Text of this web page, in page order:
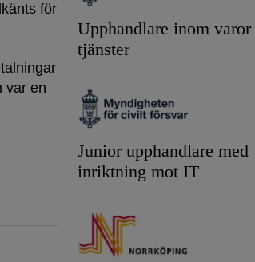
för
var en
Upphandlare inom varor
tjänster
Junior upphandlare med
inriktning mot IT